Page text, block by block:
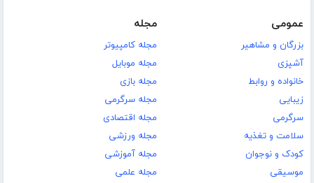
عمومی
بزرگان و مشاهیر
آشپزی
خانواده و روابط
زیبایی
سرگرمی
سلامت و تغذیه
کودک و نوجوان
موسیقی
مجله
مجله کامپیوتر
مجله موبایل
مجله بازی
مجله سرگرمی
مجله اقتصادی
مجله ورزشی
مجله آموزشی
مجله علمی